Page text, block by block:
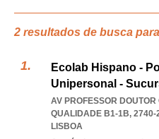
2 resultados de busca
Ecolab Hispano -
Unipersonal -
AV PROFESSOR
QUALIDADE B1-1B, 2740-
LISBOA